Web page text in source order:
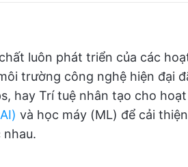
luôn phát triển của các
trường công nghệ hiện đại
hay Trí tuệ nhân tạo cho
và học máy (ML) để cải
nhau.